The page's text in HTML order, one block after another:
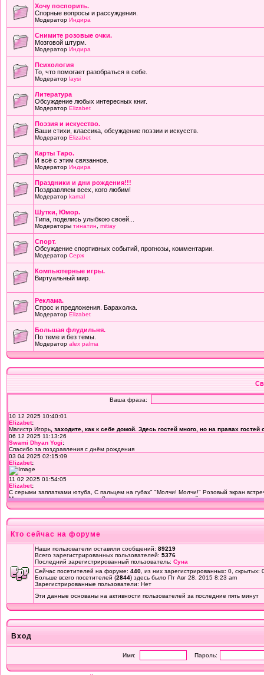
Хочу поспорить.
Спорные вопросы и рассуждения.
Модератор Индира
Снимите розовые очки.
Мозговой штурм.
Модератор Индира
Психология
То, что помогает разобраться в себе.
Модератор laysi
Литература
Обсуждение любых интересных книг.
Модератор Elizabet
Поэзия и искусство.
Ваши стихи, классика, обсуждение поэзии и искусств.
Модератор Elizabet
Карты Таро.
И всё с этим связанное.
Модератор Индира
Праздники и дни рождения!!!
Поздравляем всех, кого любим!
Модератор kamal
Шутки, Юмор.
Типа, поделись улыбкою своей...
Модераторы тинатин mitiay
Cпорт.
Обсуждение спортивных событий, прогнозы, комментарии.
Модератор Серж
Компьютерные игры.
Виртуальный мир.
Реклама.
Спрос и предложения. Барахолка.
Модератор Elizabet
Большая флудильня.
По теме и без темы.
Модератор alex palma
Кто сейчас на форуме
Наши пользователи оставили сообщений: 89219
Всего зарегистрированных пользователей: 5376
Последний зарегистрированный пользователь: Суна
Сейчас посетителей на форуме: 440 , из них зарегистрированных: 0,
Больше всего посетителей (2844) здесь было Пт Авг 28, 2015 8:23 am
Зарегистрированные пользователи: Нет
Эти данные основаны на активности пользователей за последние пять минут
Вход
Имя: Пароль: